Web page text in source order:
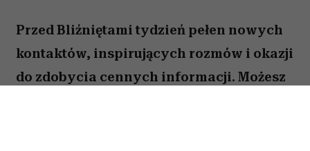
Przed Bliźniętami tydzień pełen nowych
kontaktów, inspirujących rozmów i okazji
do zdobycia cennych informacji. Możesz